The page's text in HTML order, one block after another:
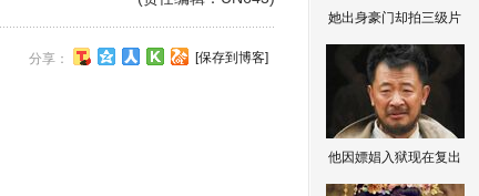
分享： [保存到博客]
她出身豪门却拍三级片
他因嫖娼入狱现在复出